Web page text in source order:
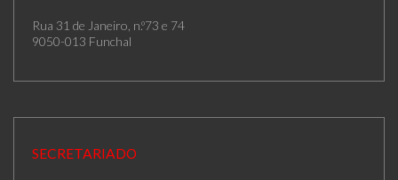
Rua 31 de Janeiro, n.º73 e 74
9050-013 Funchal
SECRETARIADO